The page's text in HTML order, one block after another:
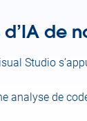
de
Studio
analyse de